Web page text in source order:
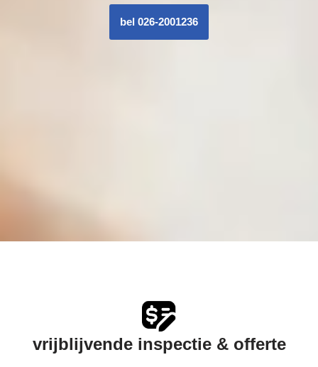
bel 026-2001236
vrijblijvende inspectie & offerte